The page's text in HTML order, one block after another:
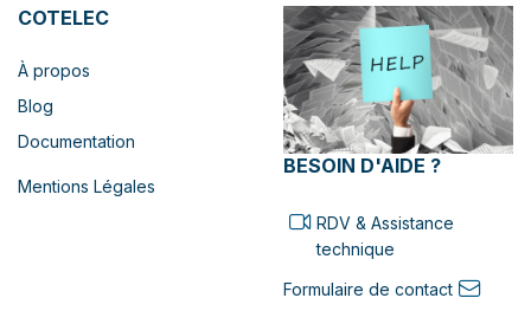
COTELEC
À propos
Blog
Documentation
Mentions Légales
BESOIN D'AIDE ?
RDV & Assistance
technique
Formulaire de contact